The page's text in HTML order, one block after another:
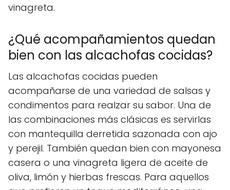
vinagreta.
¿Qué acompañamientos quedan
bien con las alcachofas cocidas?
Las alcachofas cocidas pueden
acompañarse de una variedad de salsas y
condimentos para realzar su sabor. Una de
las combinaciones más clásicas es servirlas
con mantequilla derretida sazonada con ajo
y perejil. También quedan bien con mayonesa
casera o una vinagreta ligera de aceite de
oliva, limón y hierbas frescas. Para aquellos